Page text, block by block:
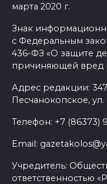
марта 2020 г.
Знак
с Федеральным
436-ФЗ «О защите
причиняющей вред
Адрес редакции:
Песчанокопское, ул.
Телефон: +7 (86373)
Email:
Учредитель:
ответственностью